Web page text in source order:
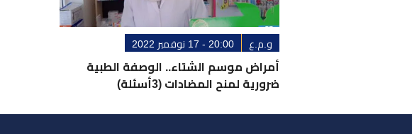
و.م.ع 20:00 - 17 نوفمبر 2022
أمراض موسم الشتاء.. الوصفة الطبية
ضرورية لمنح المضادات (3أسئلة)